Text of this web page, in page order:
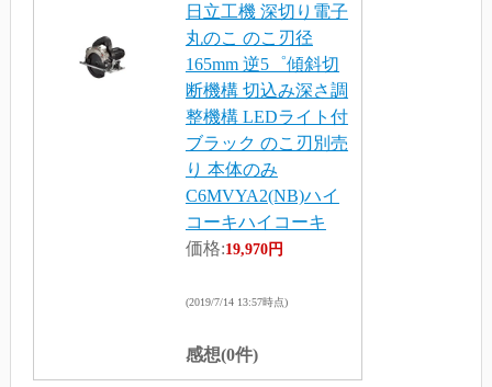
日立工機 深切り電子
丸のこ のこ刃径
165mm 逆5゜傾斜切
断機構 切込み深さ調
整機構 LEDライト付
ブラック のこ刃別売
り 本体のみ
C6MVYA2(NB)ハイ
コーキハイコーキ
価格:19,970円
(2019/7/14 13:57時点)
感想(0件)